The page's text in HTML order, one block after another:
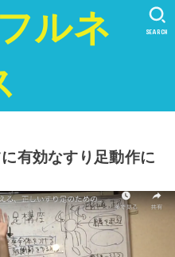
ルネ
SEARCH
有効なすり足動作に